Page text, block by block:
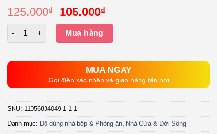
125.000₫
Giá
gốc
là:
125.000₫.
105.000₫Giá
hiện
là:
105.000₫.
Số lượng
Mua hàng
MUA NGAY
Gọi điện xác nhận và giao hàng tận nơi
SKU: 11056834049-1-1-1
Danh mục: Đồ dùng nhà bếp & Phòng ăn Nhà Cửa & Đời Sống